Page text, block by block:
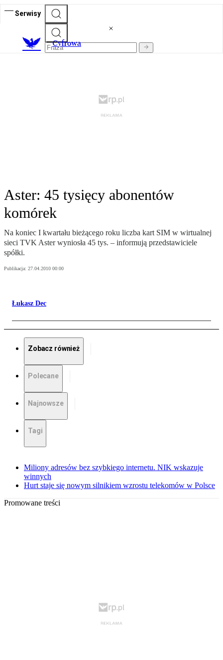
Serwisy
Cyfrowa
Aster: 45 tysięcy abonentów
komórek
Na koniec I kwartału bieżącego roku liczba kart SIM w wirtualnej
sieci TVK Aster wyniosła 45 tys. – informują przedstawiciele
spółki.
Publikacja: 27.04.2010 00:00
Łukasz Dec
Zobacz również
Polecane
Najnowsze
Tagi
Miliony adresów bez szybkiego internetu. NIK wskazuje
winnych
Hurt staje się nowym silnikiem wzrostu telekomów w Polsce
Promowane treści